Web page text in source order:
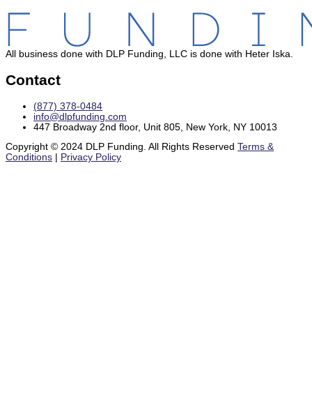
All business done with DLP Funding, LLC is done with Heter Iska.
Contact
(877) 378-0484
info@dlpfunding.com
447 Broadway 2nd floor, Unit 805, New York, NY 10013
Copyright © 2024 DLP Funding. All Rights Reserved Terms &
Conditions
Privacy Policy